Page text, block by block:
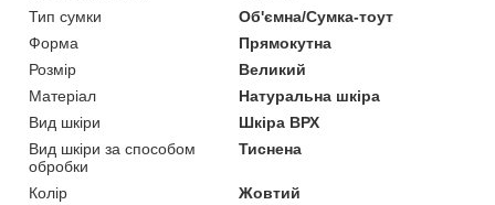
Тип сумки
Об'ємна/Сумка-тоут
Форма
Прямокутна
Розмір
Великий
Матеріал
Натуральна шкіра
Вид шкіри
Шкіра ВРХ
Вид шкіри за способом
обробки
Тиснена
Колір
Жовтий